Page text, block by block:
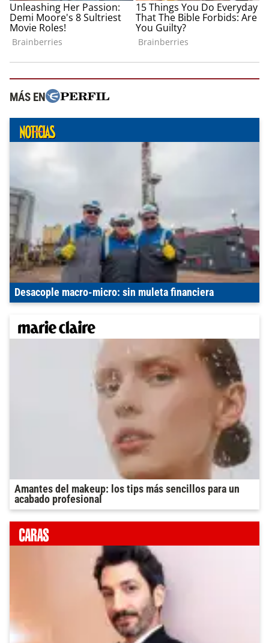
MÁS EN
Desacople macro-micro: sin muleta financiera
Amantes del makeup: los tips más sencillos para un
acabado profesional